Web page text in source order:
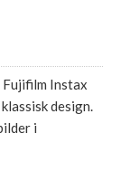
Fujifilm Instax
design.
i